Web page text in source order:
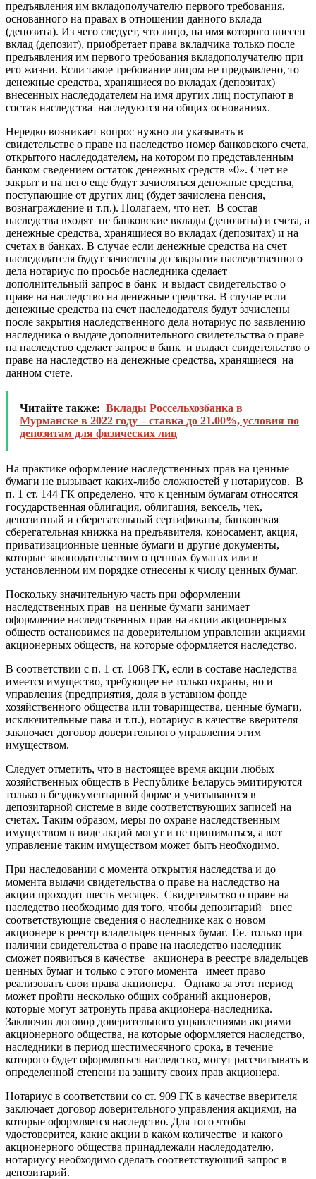
предъявления им вкладополучателю первого требования,
основанного на правах в отношении данного вклада
(депозита). Из чего следует, что лицо, на имя которого внесен
вклад (депозит), приобретает права вкладчика только после
предъявления им первого требования вкладополучателю при
его жизни. Если такое требование лицом не предъявлено, то
денежные средства, хранящиеся во вкладах (депозитах)
внесенных наследодателем на имя других лиц поступают в
состав наследства наследуются на общих основаниях.
Нередко возникает вопрос нужно ли указывать в
свидетельстве о праве на наследство номер банковского счета,
открытого наследодателем, на котором по представленным
банком сведением остаток денежных средств «0». Счет не
закрыт и на него еще будут зачисляться денежные средства,
поступающие от других лиц (будет зачислена пенсия,
вознаграждение и т.п.). Полагаем, что нет. В состав
наследства входят не банковские вклады (депозиты) и счета, а
денежные средства, хранящиеся во вкладах (депозитах) и на
счетах в банках. В случае если денежные средства на счет
наследодателя будут зачислены до закрытия наследственного
дела нотариус по просьбе наследника сделает
дополнительный запрос в банк и выдаст свидетельство о
праве на наследство на денежные средства. В случае если
денежные средства на счет наследодателя будут зачислены
после закрытия наследственного дела нотариус по заявлению
наследника о выдаче дополнительного свидетельства о праве
на наследство сделает запрос в банк и выдаст свидетельство о
праве на наследство на денежные средства, хранящиеся на
данном счете.
Читайте также: Вклады Россельхозбанка в
Мурманске в 2022 году – ставка до 21.00%, условия по
депозитам для физических лиц
На практике оформление наследственных прав на ценные
бумаги не вызывает каких-либо сложностей у нотариусов. В
п. 1 ст. 144 ГК определено, что к ценным бумагам относятся
государственная облигация, облигация, вексель, чек,
депозитный и сберегательный сертификаты, банковская
сберегательная книжка на предъявителя, коносамент, акция,
приватизационные ценные бумаги и другие документы,
которые законодательством о ценных бумагах или в
установленном им порядке отнесены к числу ценных бумаг.
Поскольку значительную часть при оформлении
наследственных прав на ценные бумаги занимает
оформление наследственных прав на акции акционерных
обществ остановимся на доверительном управлении акциями
акционерных обществ, на которые оформляется наследство.
В соответствии с п. 1 ст. 1068 ГК, если в составе наследства
имеется имущество, требующее не только охраны, но и
управления (предприятия, доля в уставном фонде
хозяйственного общества или товарищества, ценные бумаги,
исключительные пава и т.п.), нотариус в качестве вверителя
заключает договор доверительного управления этим
имуществом.
Следует отметить, что в настоящее время акции любых
хозяйственных обществ в Республике Беларусь эмитируются
только в бездокументарной форме и учитываются в
депозитарной системе в виде соответствующих записей на
счетах. Таким образом, меры по охране наследственным
имуществом в виде акций могут и не приниматься, а вот
управление таким имуществом может быть необходимо.
При наследовании с момента открытия наследства и до
момента выдачи свидетельства о праве на наследство на
акции проходит шесть месяцев. Свидетельство о праве на
наследство необходимо для того, чтобы депозитарий внес
соответствующие сведения о наследнике как о новом
акционере в реестр владельцев ценных бумаг. Т.е. только при
наличии свидетельства о праве на наследство наследник
сможет появиться в качестве акционера в реестре владельцев
ценных бумаг и только с этого момента имеет право
реализовать свои права акционера. Однако за этот период
может пройти несколько общих собраний акционеров,
которые могут затронуть права акционера-наследника.
Заключив договор доверительного управлениями акциями
акционерного общества, на которые оформляется наследство,
наследники в период шестимесячного срока, в течение
которого будет оформляться наследство, могут рассчитывать в
определенной степени на защиту своих прав акционера.
Нотариус в соответствии со ст. 909 ГК в качестве вверителя
заключает договор доверительного управления акциями, на
которые оформляется наследство. Для того чтобы
удостоверится, какие акции в каком количестве и какого
акционерного общества принадлежали наследодателю,
нотариусу необходимо сделать соответствующий запрос в
депозитарий.